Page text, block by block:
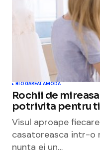
BLOGAREALAMODA
Rochii de
potrivita pentru
Visul aproape
casatoreasca intr-o
nunta ei un…